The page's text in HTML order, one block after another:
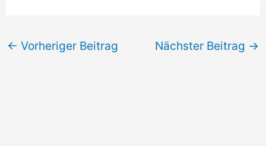
← Vorheriger Beitrag Nächster Beitrag →